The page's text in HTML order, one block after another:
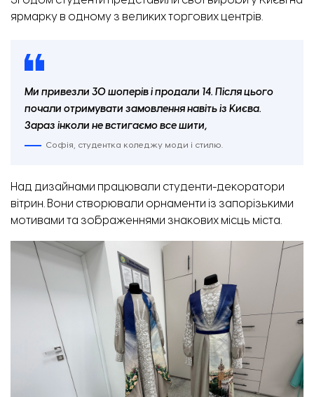
Майстерня для підготовки перукарів-візажистів. ФОТО: «Відбудова. Запоріжжя»
ярмарку в одному з великих торгових центрів.
Ми привезли 30 шоперів і продали 14. Після цього
почали отримувати замовлення навіть із Києва.
Зараз інколи не встигаємо все шити,
Софія, студентка коледжу моди і стилю.
Над дизайнами працювали студенти-декоратори
вітрин. Вони створювали орнаменти із запорізькими
мотивами та зображеннями знакових місць міста.